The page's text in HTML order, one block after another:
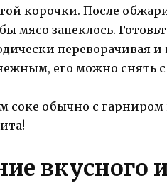
корочки. После
мясо запеклось.
переворачивая
его можно снять с
соке обычно с
вкусного